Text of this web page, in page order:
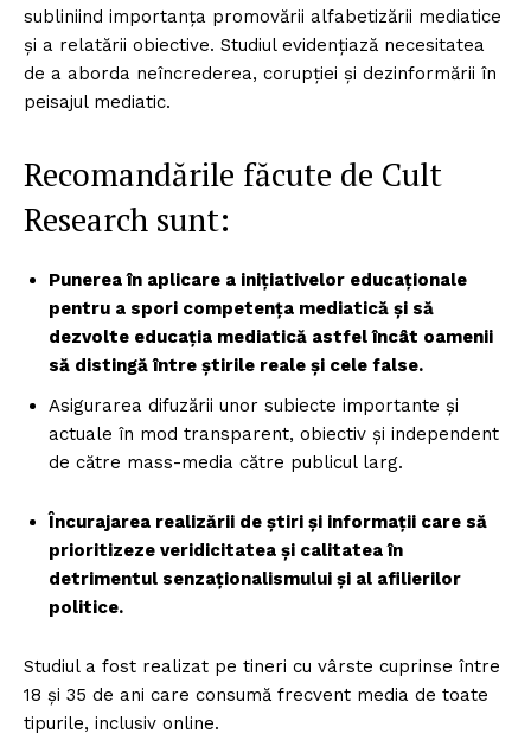
subliniind importanța promovării alfabetizării mediatice
și a relatării obiective. Studiul evidențiază necesitatea
de a aborda neîncrederea, corupției și dezinformării în
peisajul mediatic.
Recomandările făcute de Cult
Research sunt:
Punerea în aplicare a inițiativelor educaționale
pentru a spori competența mediatică și să
dezvolte educația mediatică astfel încât oamenii
să distingă între știrile reale și cele false.
Asigurarea difuzării unor subiecte importante și
actuale în mod transparent, obiectiv și independent
de către mass-media către publicul larg.
Încurajarea realizării de știri și informații care să
prioritizeze veridicitatea și calitatea în
detrimentul senzaționalismului și al afilierilor
politice.
Studiul a fost realizat pe tineri cu vârste cuprinse între
18 și 35 de ani care consumă frecvent media de toate
tipurile, inclusiv online.